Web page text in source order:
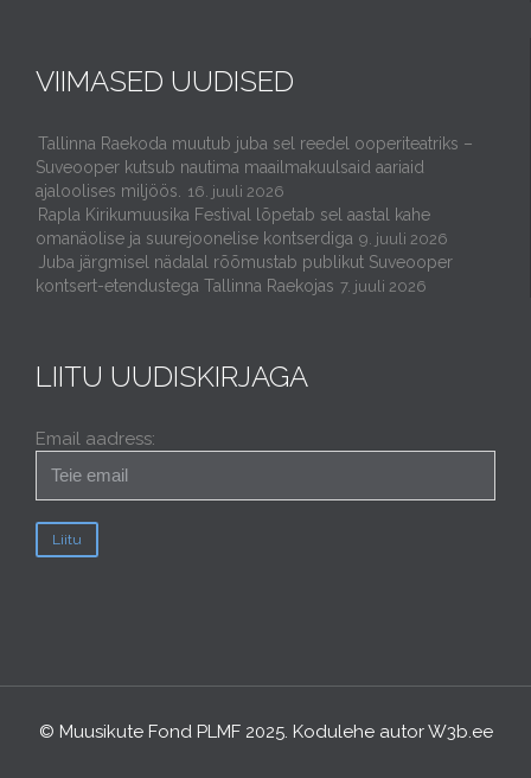
VIIMASED UUDISED
Tallinna Raekoda muutub juba sel reedel ooperiteatriks –
Suveooper kutsub nautima maailmakuulsaid aariaid
ajaloolises miljöös.
16. juuli 2026
Rapla Kirikumuusika Festival lõpetab sel aastal kahe
omanäolise ja suurejoonelise kontserdiga 9. juuli 2026
Juba järgmisel nädalal rõõmustab publikut Suveooper
kontsert-etendustega Tallinna Raekojas 7. juuli 2026
LIITU UUDISKIRJAGA
Email aadress:
© Muusikute Fond PLMF 2025. Kodulehe autorW3b.ee